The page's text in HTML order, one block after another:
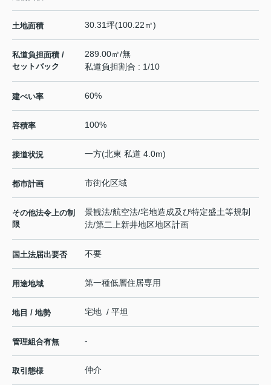
土地面積 30.31坪(100.22㎡)
私道負担面積 /
セットバック
289.00㎡/無
私道負担割合 : 1/10
建ぺい率 60%
容積率 100%
接道状況 一方(北東 私道 4.0m)
都市計画 市街化区域
その他法令上の制
限
景観法/航空法/宅地造成及び特定盛土等規制
法/第二上新井地区地区計画
国土法届出要否 不要
用途地域 第一種低層住居専用
地目 / 地勢 宅地 / 平坦
管理組合有無 -
取引態様 仲介